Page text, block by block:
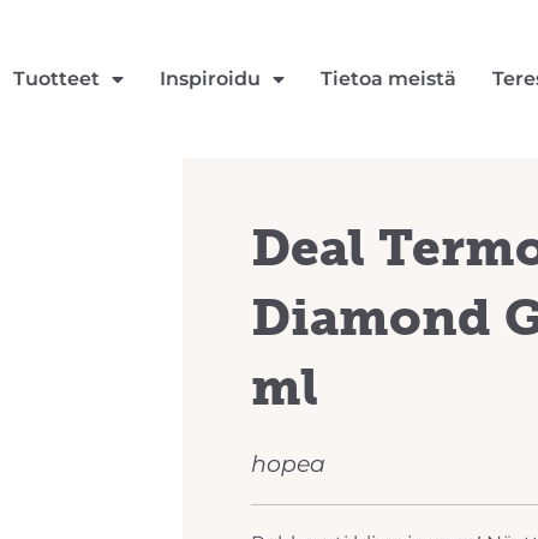
Tuotteet Inspiroidu Tietoa meistä
Deal
Diamond
ml
hopea